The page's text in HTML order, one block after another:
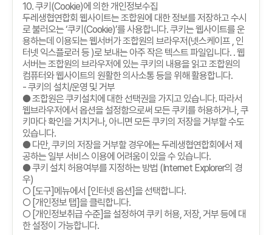
10.쿠키 (Cookie)에 의한 개인정보수집
두레생협연합회 웹사이트는 조합원에 대한 정보를 저장하고 수시
로 불러오는‘쿠키 (Cookie)’를 사용합니다.쿠키는 웹사이트를 운
용하는데 이용되는 웹서버가 조합원의 브라우저(넷스케이프 , 인
터넷 익스플로러 등 )로 보내는 아주 작은 텍스트 파일입니다. .웹
서버는 조합원의 브라우저에 있는 쿠키의 내용을 읽고 조합원의
컴퓨터와 웹사이트의 원활한 의사소통 등을 위해 활용합니다.
-쿠키의 설치 /운영 및 거부
● 조합원은 쿠키설치에 대한 선택권을 가지고 있습니다. 따라서
웹브라우저에서 옵션을 설정함으로써 모든 쿠키를 허용하거나,쿠
키마다 확인을 거치거나, 아니면 모든 쿠키의 저장을 거부할 수도
있습니다.
● 다만,쿠키의 저장을 거부할 경우에는 두레생협연합회에서 제
공하는 일부 서비스 이용에 어려움이 있을 수 있습니다.
● 쿠키 설치 허용여부를 지정하는 방법 (Internet Explorer의 경
우)
○ [도구]메뉴에서 [인터넷 옵션]을 선택합니다.
○ [개인정보 탭]을 클릭합니다.
○ [개인정보취급 수준]을 설정하여 쿠키 허용,저장,거부 등에 대
한 설정이 가능합니다.